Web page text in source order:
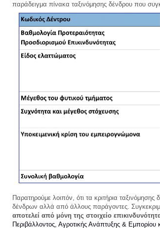
παράδειγμα πίνακα ταξινόμησης δένδρου που
Παρατηρούμε λοιπόν, ότι τα κριτήρια
δένδρων αλλά από άλλους παράγοντες.
αποτελεί από μόνη της στοιχείο
Περιβάλλοντος, Αγροτικής Ανάπτυξης &